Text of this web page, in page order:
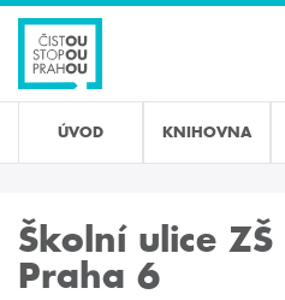
Přejít
hlavnímu
obsahu
ÚVOD KNIHOVNA
Školní ulice
Praha 6